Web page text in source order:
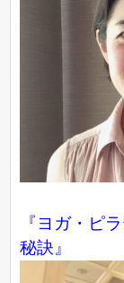
『ヨガ・ピ
秘訣』